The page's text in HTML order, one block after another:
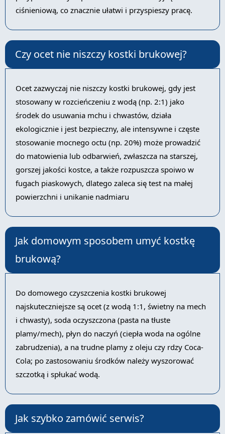
ciśnieniową, co znacznie ułatwi i przyspieszy pracę.
Czy ocet nie niszczy kostki brukowej?
Ocet zazwyczaj nie niszczy kostki brukowej, gdy jest
stosowany w rozcieńczeniu z wodą (np. 2:1) jako
środek do usuwania mchu i chwastów, działa
ekologicznie i jest bezpieczny, ale intensywne i częste
stosowanie mocnego octu (np. 20%) może prowadzić
do matowienia lub odbarwień, zwłaszcza na starszej,
gorszej jakości kostce, a także rozpuszcza spoiwo w
fugach piaskowych, dlatego zaleca się test na małej
powierzchni i unikanie nadmiaru
Jak domowym sposobem umyć kostkę
brukową?
Do domowego czyszczenia kostki brukowej
najskuteczniejsze są ocet (z wodą 1:1, świetny na mech
i chwasty), soda oczyszczona (pasta na tłuste
plamy/mech), płyn do naczyń (ciepła woda na ogólne
zabrudzenia), a na trudne plamy z oleju czy rdzy Coca-
Cola; po zastosowaniu środków należy wyszorować
szczotką i spłukać wodą.
Jak szybko zamówić serwis?